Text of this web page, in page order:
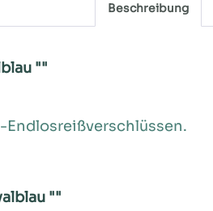
Beschreibung
""
Endlosreißverschlüssen.
""